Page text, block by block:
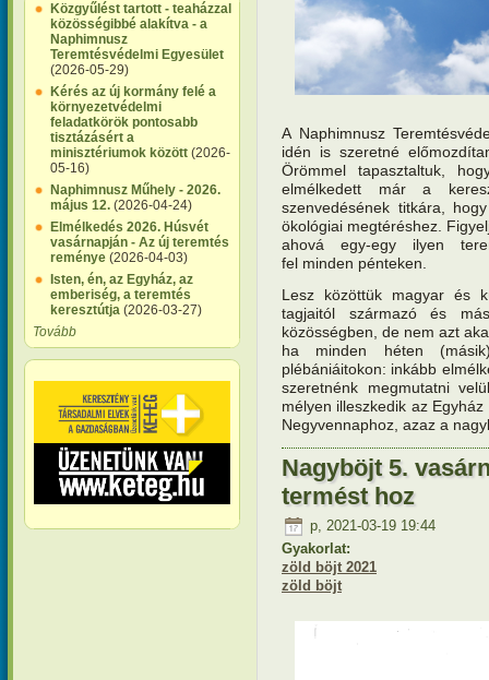
Közgyűlést tartott - teaházzal
közösségibbé alakítva - a
Naphimnusz
Teremtésvédelmi Egyesület
(2026-05-29)
Kérés az új kormány felé a
környezetvédelmi
feladatkörök pontosabb
tisztázásért a
minisztériumok között (2026-
05-16)
Naphimnusz Műhely - 2026.
május 12. (2026-04-24)
Elmélkedés 2026. Húsvét
vasárnapján - Az új teremtés
reménye (2026-04-03)
Isten, én, az Egyház, az
emberiség, a teremtés
keresztútja (2026-03-27)
Tovább
A Naphimnusz
idén is szeretné
Örömmel tapasztaltuk,
elmélkedett már a
szenvedésének titkára,
ökológiai megtéréshez.
ahová egy-egy ilyen
fel minden pénteken.
Lesz közöttük magyar és
tagjaitól származó és
közösségben, de nem azt
ha minden héten
plébániáitokon: inkább
szeretnénk megmutatni
mélyen illeszkedik az
Negyvennaphoz, azaz a
Nagyböjt 5.
termést hoz
p, 2021-03-19 19:44
Gyakorlat:
zöld böjt 2021
zöld böjt